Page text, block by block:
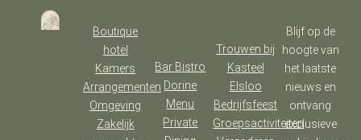
Boutique
hotel
Kamers
Arrangementen
Omgeving
Zakelijk
Bar Bistro
Dorine
Menu
Private
Trouwen bij
Kasteel
Elsloo
Bedrijfsfeest
Groepsactiviteiten
Blijf op de
hoogte van
het laatste
nieuws en
ontvang
exclusieve